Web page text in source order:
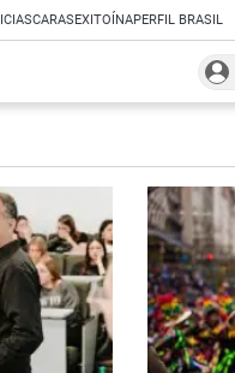
CARASEXITOÍNAPERFIL BRASIL